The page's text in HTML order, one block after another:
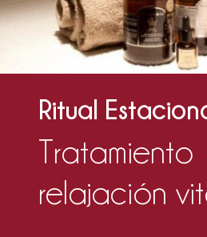
Ritual
Tratamiento
relajación